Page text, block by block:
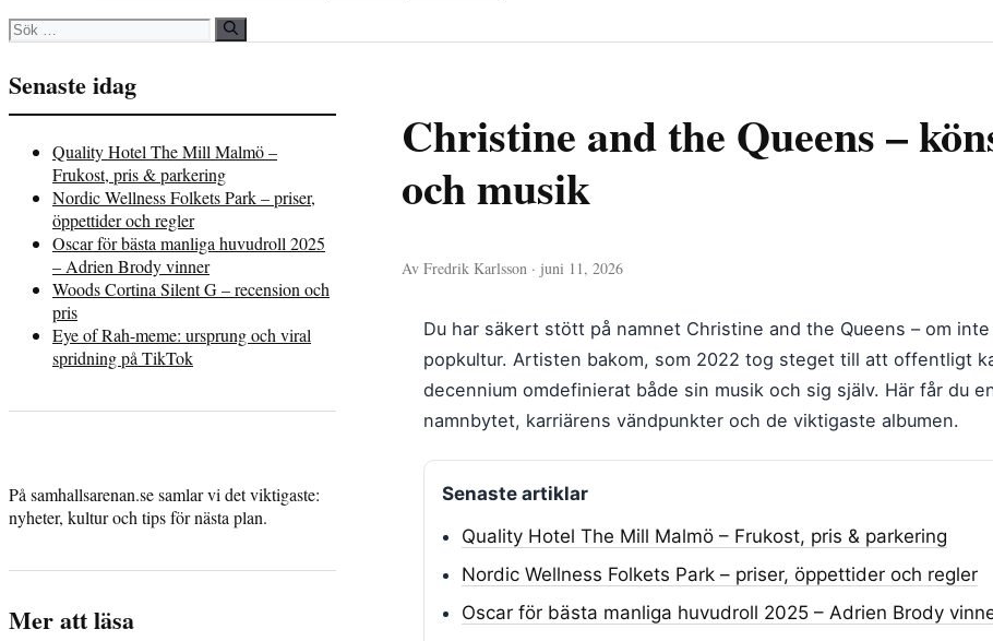
Sök
efter:
Christine and the Queens –
och musik
Av Fredrik Karlsson · juni 11, 2026
Du har säkert stött på namnet Christine and the Queens – om
popkultur. Artisten bakom, som 2022 tog steget till att offentligt
decennium omdefinierat både sin musik och sig själv. Här får du
namnbytet, karriärens vändpunkter och de viktigaste albumen.
Senaste artiklar
Quality Hotel The Mill Malmö – Frukost, pris & parkering
Nordic Wellness Folkets Park – priser, öppettider och regler
Oscar för bästa manliga huvudroll 2025 – Adrien Brody
Senaste idag
Quality Hotel The Mill Malmö –
Frukost, pris & parkering
Nordic Wellness Folkets Park – priser,
öppettider och regler
Oscar för bästa manliga huvudroll 2025
– Adrien Brody vinner
Woods Cortina Silent G – recension och
pris
Eye of Rah-meme: ursprung och viral
spridning på TikTok
På samhallsarenan.se samlar vi det viktigaste:
nyheter, kultur och tips för nästa plan.
Mer att läsa